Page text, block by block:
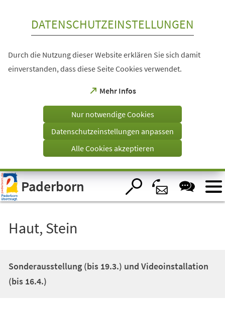
Visuelle
Assistenzsoftware
öffnen.
DATENSCHUTZEINSTELLUNGEN
Durch die Nutzung dieser Website erklären Sie sich damit
einverstanden, dass diese Seite Cookies verwendet.
Mehr Infos
(Öffnet
einem
Tab)
Nur notwendige Cookies
Datenschutzeinstellungen anpassen
Alle Cookies akzeptieren
Paderborn
Haut, Stein
Sonderausstellung (bis 19.3.) und Videoinstallation
(bis 16.4.)